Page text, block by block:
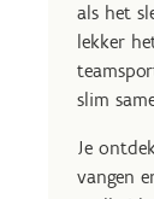
als het
lekker
slim
Je
vangen